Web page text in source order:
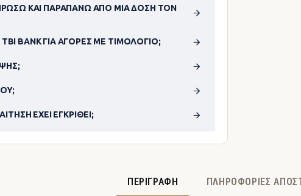
ΚΑΙ ΠΑΡΑΠΆΝΩ ΑΠΌ ΜΊΑ ΔΌΣΗ ΤΟΝ
BANK ΓΙΑ ΑΓΟΡΈΣ ΜΕ ΤΙΜΟΛΌΓΙΟ;
ΈΧΕΙ ΕΓΚΡΙΘΕΊ;
ΠΕΡΙΓΡΑΦΉ ΠΛΗΡΟΦΟΡΊΕΣ